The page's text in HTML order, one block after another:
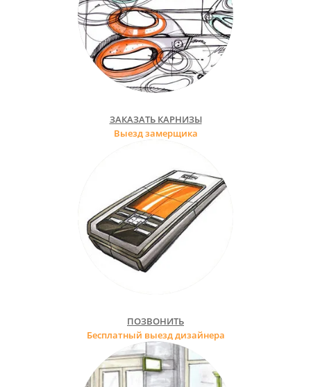
ЗАКАЗАТЬ КАРНИЗЫ
Выезд замерщика
ПОЗВОНИТЬ
Бесплатный выезд дизайнера